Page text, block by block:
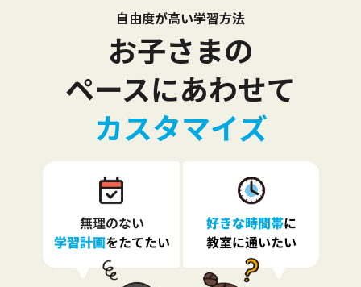
自由度が高い学習方法
お子さまの
ペースにあわせて
カスタマイズ